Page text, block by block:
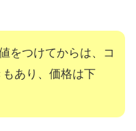
をつけてからは、コ
あり、価格は下